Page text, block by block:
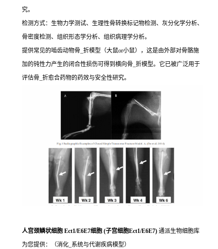
究。
检测方式：生物力学测试、生理性骨转换标记物检测、灰分化学分析、
骨密度检测、组织形态学分析、组织病理学分析。
提供常见的啮齿动物骨_折模型（大鼠or小鼠），这是由外部对骨骼施
加的钝性力产生的闭合性损伤可得到横向骨_折模型。它已被广泛用于
评估骨_折愈合药物的药效与安全性研究。
人宫颈鳞状细胞 Ect1/E6E7细胞 (子宫细胞Ect1/E6E7) 通派生物细胞库
为您提供：（消化_系统与代谢疾病模型）